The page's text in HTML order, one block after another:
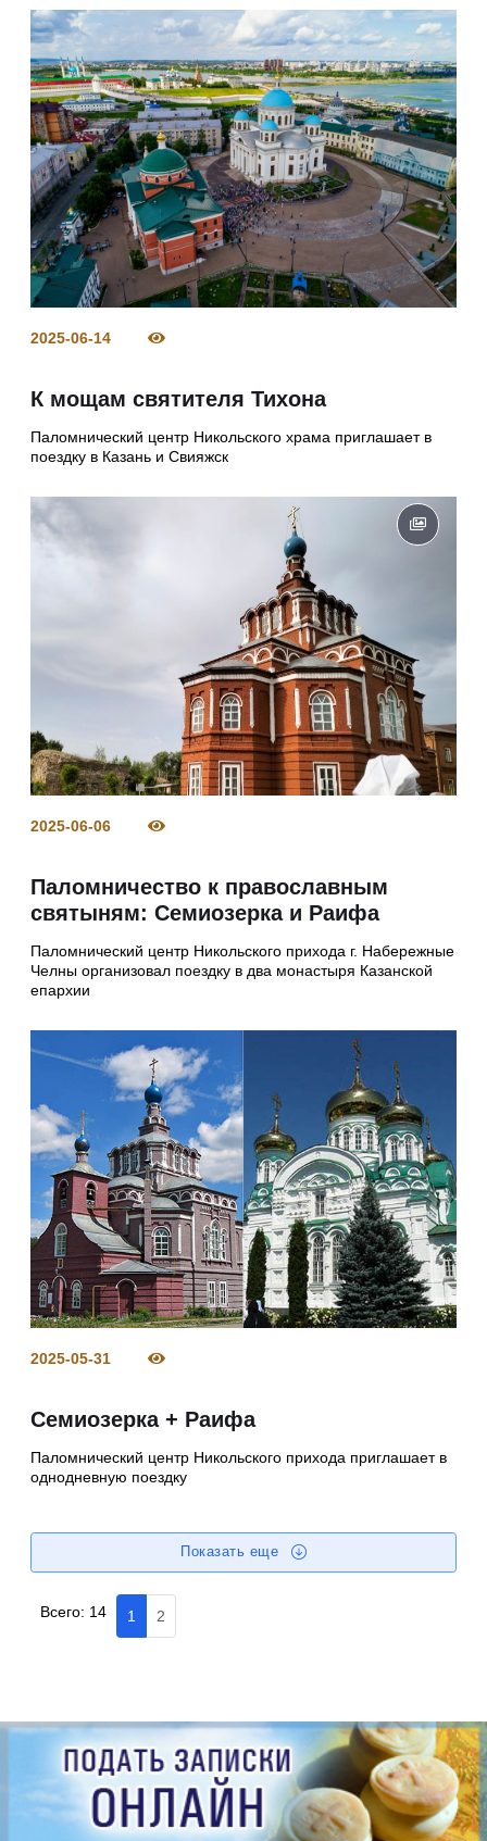
2025-06-14
К мощам святителя Тихона
Паломнический центр Никольского храма приглашает в
поездку в Казань и Свияжск
2025-06-06
Паломничество к православным
святыням: Семиозерка и Раифа
Паломнический центр Никольского прихода г. Набережные
Челны организовал поездку в два монастыря Казанской
епархии
2025-05-31
Семиозерка + Раифа
Паломнический центр Никольского прихода приглашает в
однодневную поездку
Показать еще
Всего: 14 1 2